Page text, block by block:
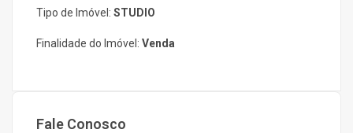
Tipo de Imóvel: STUDIO
Finalidade do Imóvel: Venda
Fale Conosco